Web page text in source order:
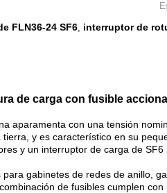
FLN36-24 SF6, interruptor de
de carga con fusible
aparamenta con una tensión
y es característico en su
y un interruptor de carga de
gabinetes de redes de anillo,
de fusibles cumplen